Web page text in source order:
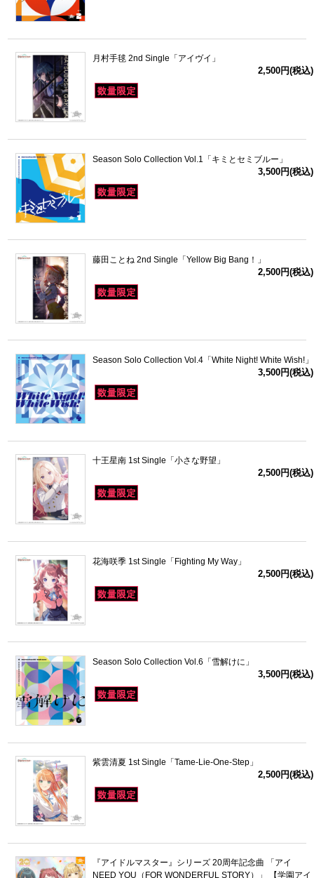
月村手毬 2nd Single「アイヴイ」
2,500円(税込)
Season Solo Collection Vol.1「キミとセミブルー」
3,500円(税込)
藤田ことね 2nd Single「Yellow Big Bang！」
2,500円(税込)
Season Solo Collection Vol.4「White Night! White Wish!」
3,500円(税込)
十王星南 1st Single「小さな野望」
2,500円(税込)
花海咲季 1st Single「Fighting My Way」
2,500円(税込)
Season Solo Collection Vol.6「雪解けに」
3,500円(税込)
紫雲清夏 1st Single「Tame-Lie-One-Step」
2,500円(税込)
『アイドルマスター』シリーズ 20周年記念曲 「アイ
NEED YOU（FOR WONDERFUL STORY）」 【学園アイ